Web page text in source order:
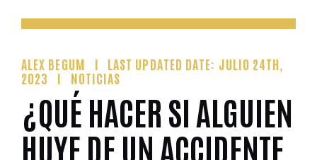
ALEX BEGUM
LAST UPDATED DATE: JULIO 24TH,
2023
NOTICIAS
¿QUÉ HACER SI ALGUIEN
HUYE DE UN ACCIDENTE